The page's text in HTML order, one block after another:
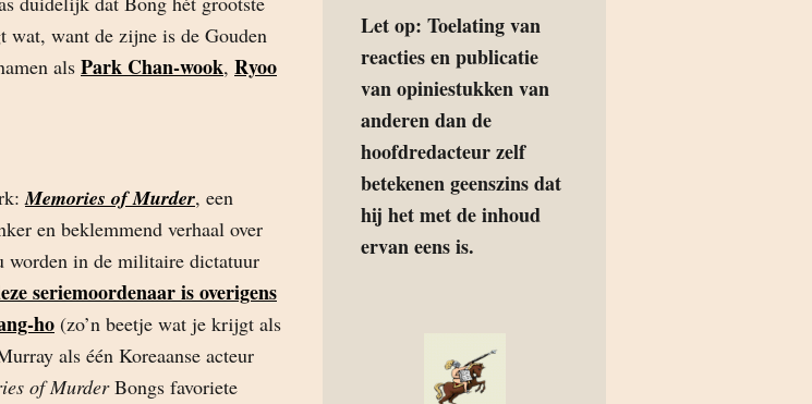
wat, want de zijne is de Gouden
als Park Chan-wook, Ryoo
Memories of Murder, een
en beklemmend verhaal over
worden in de militaire dictatuur
seriemoordenaar is overigens
ho (zo’n beetje wat je krijgt als
als één Koreaanse acteur
of MurderBongs favoriete
Let op: Toelating van
reacties en publicatie
van opiniestukken van
anderen dan de
hoofdredacteur zelf
betekenen geenszins dat
hij het met de inhoud
ervan eens is.